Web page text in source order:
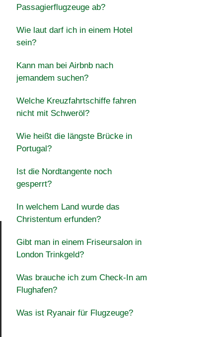
Passagierflugzeuge ab?
Wie laut darf ich in einem Hotel
sein?
Kann man bei Airbnb nach
jemandem suchen?
Welche Kreuzfahrtschiffe fahren
nicht mit Schweröl?
Wie heißt die längste Brücke in
Portugal?
Ist die Nordtangente noch
gesperrt?
In welchem Land wurde das
Christentum erfunden?
Gibt man in einem Friseursalon in
London Trinkgeld?
Was brauche ich zum Check-In am
Flughafen?
Was ist Ryanair für Flugzeuge?